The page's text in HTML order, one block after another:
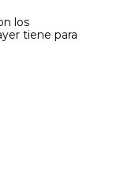
los
tiene para